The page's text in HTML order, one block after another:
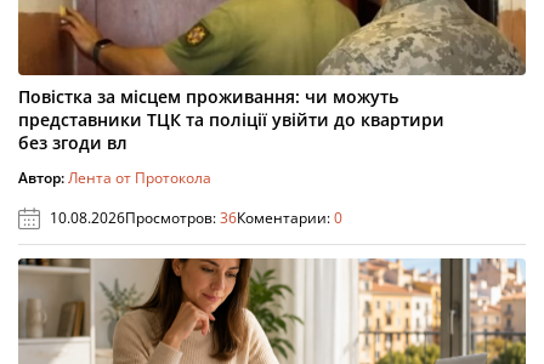
Повістка за місцем проживання: чи можуть
представники ТЦК та поліції увійти до квартири
без згоди вл
Автор:Лента от Протокола
10.08.2026Просмотров:36Коментарии:0